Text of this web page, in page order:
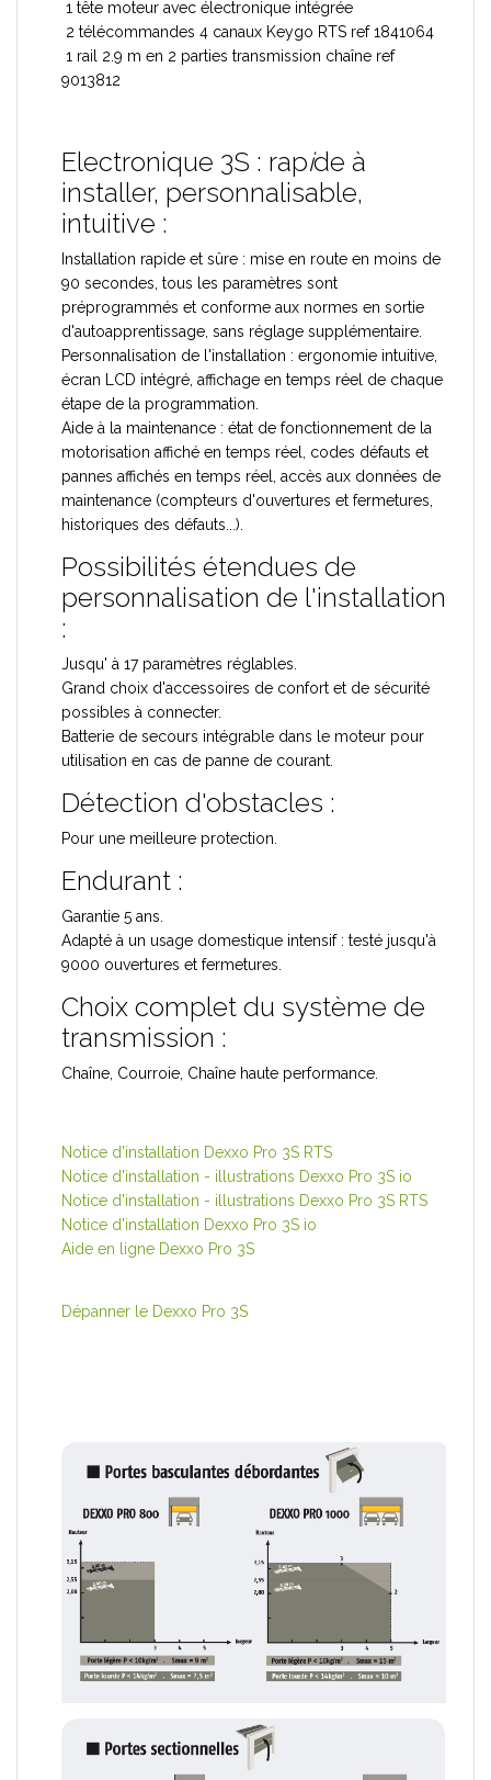
1 tête moteur avec électronique intégrée
2 télécommandes 4 canaux Keygo RTS ref 1841064
1 rail 2.9 m en 2 parties transmission chaîne ref
9013812
Electronique 3S : rapide à
installer, personnalisable,
intuitive :
Installation rapide et sûre : mise en route en moins de
90 secondes, tous les paramètres sont
préprogrammés et conforme aux normes en sortie
d'autoapprentissage, sans réglage supplémentaire.
Personnalisation de l'installation : ergonomie intuitive,
écran LCD intégré, affichage en temps réel de chaque
étape de la programmation.
Aide à la maintenance : état de fonctionnement de la
motorisation affiché en temps réel, codes défauts et
pannes affichés en temps réel, accès aux données de
maintenance (compteurs d'ouvertures et fermetures,
historiques des défauts...).
Possibilités étendues de
personnalisation de l'installation
:
Jusqu' à 17 paramètres réglables.
Grand choix d'accessoires de confort et de sécurité
possibles à connecter.
Batterie de secours intégrable dans le moteur pour
utilisation en cas de panne de courant.
Détection d'obstacles :
Pour une meilleure protection.
Endurant :
Garantie 5 ans.
Adapté à un usage domestique intensif : testé jusqu'à
9000 ouvertures et fermetures.
Choix complet du système de
transmission :
Chaîne, Courroie, Chaîne haute performance.
Notice d'installation Dexxo Pro 3S RTS
Notice d'installation - illustrations Dexxo Pro 3S io
Notice d'installation - illustrations Dexxo Pro 3S RTS
Notice d'installation Dexxo Pro 3S io
Aide en ligne Dexxo Pro 3S
Dépanner le Dexxo Pro 3S